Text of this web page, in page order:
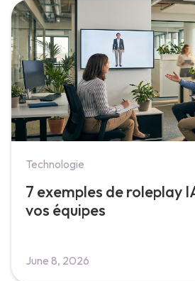
Technologie
7 exemples de roleplay
vos équipes
June 8, 2026